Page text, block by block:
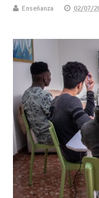
Enseñanza 02/07/